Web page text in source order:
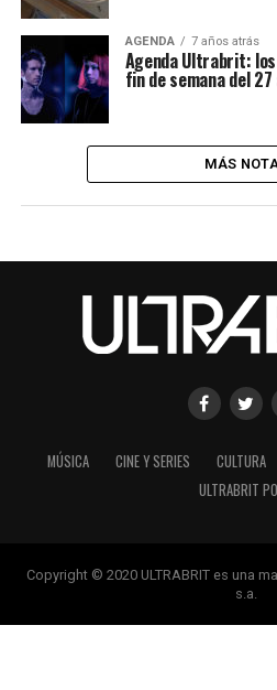
AGENDA 7 años atrás
Agenda Ultrabrit:
fin de semana del
MÁS
MÚSICA CINE Y SERIES CULTURA
ULTRABRIT
Copyright © 2020 ULTRABRIT es una
s.a.